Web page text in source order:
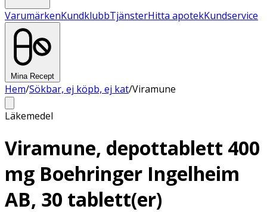
VarumärkenKundklubbTjänsterHitta apotekKundservice
Mina Recept
Hem/Sökbar, ej köpb, ej kat/Viramune
Läkemedel
Viramune, depottablett 400
mg Boehringer Ingelheim
AB, 30 tablett(er)